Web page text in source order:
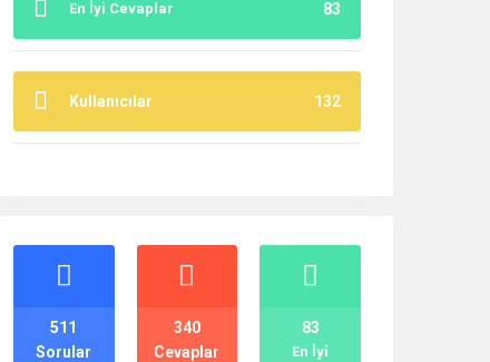
En İyi Cevaplar 83
Kullanıcılar 132
İstatistikler
Sorular
511
Cevaplar
340
En İyi
83